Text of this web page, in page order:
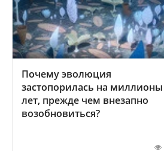
Почему эволюция
застопорилась на миллионы
лет, прежде чем внезапно
возобновиться?